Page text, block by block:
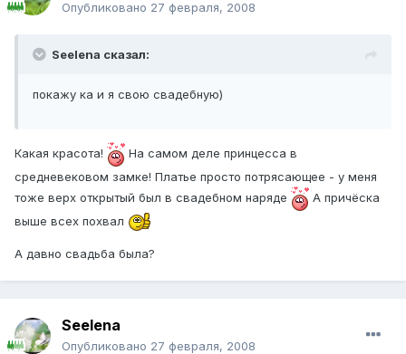
Опубликовано 27 февраля, 2008
Seelena сказал:
покажу ка и я свою свадебную)
Какая красота!
На самом деле принцесса в
средневековом замке! Платье просто потрясающее - у меня
тоже верх открытый был в свадебном наряде
А причёска
выше всех похвал
А давно свадьба была?
Seelena
Опубликовано 27 февраля, 2008